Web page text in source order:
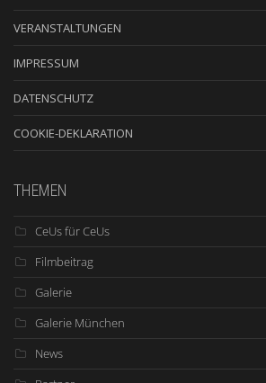
VERANSTALTUNGEN
IMPRESSUM
DATENSCHUTZ
COOKIE-DEKLARATION
THEMEN
CeUs für CeUs
Filmbeitrag
Galerie
Galerie München
News